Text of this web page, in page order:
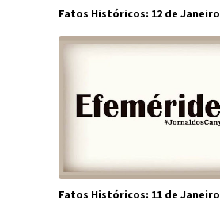
Fatos Históricos: 12 de Janeiro
Fatos Históricos: 11 de Janeiro